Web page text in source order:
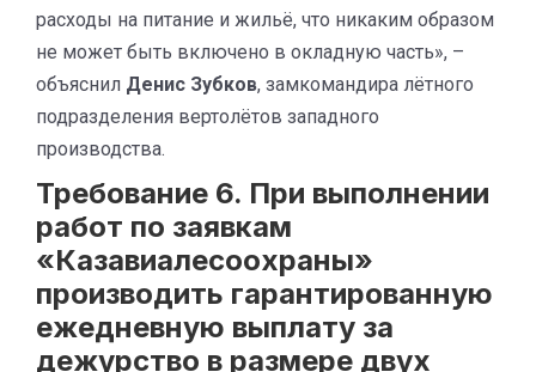
расходы на питание и жильё, что никаким образом
не может быть включено в окладную часть», –
объяснил Денис Зубков, замкомандира лётного
подразделения вертолётов западного
производства.
Требование 6. При выполнении
работ по заявкам
«Казавиалесоохраны»
производить гарантированную
ежедневную выплату за
дежурство в размере двух